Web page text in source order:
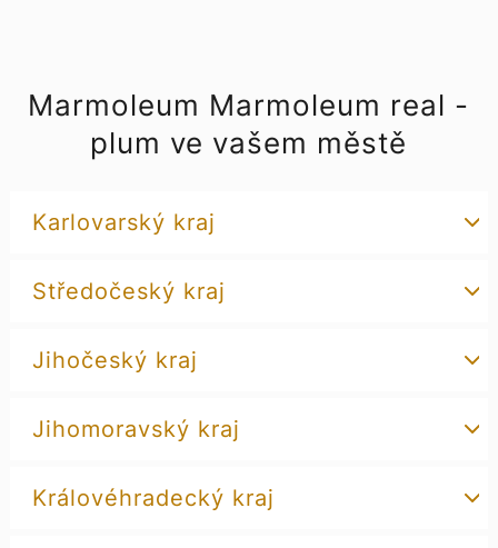
Marmoleum Marmoleum real -
plum ve vašem městě
Karlovarský kraj
Středočeský kraj
Jihočeský kraj
Jihomoravský kraj
Královéhradecký kraj